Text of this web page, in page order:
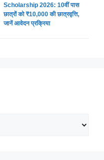
Scholarship 2026: 10वीं पास
छात्रों को ₹10,000 की छात्रवृत्ति,
जानें आवेदन प्रक्रिया